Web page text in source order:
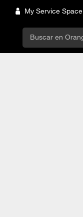
My Service Space
search